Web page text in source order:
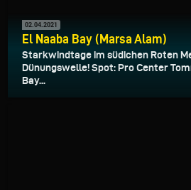
02.04.2021
El Naaba Bay (Marsa Alam)
Starkwindtage im südichen Roten
Dünungswelle! Spot: Pro Center
Bay...